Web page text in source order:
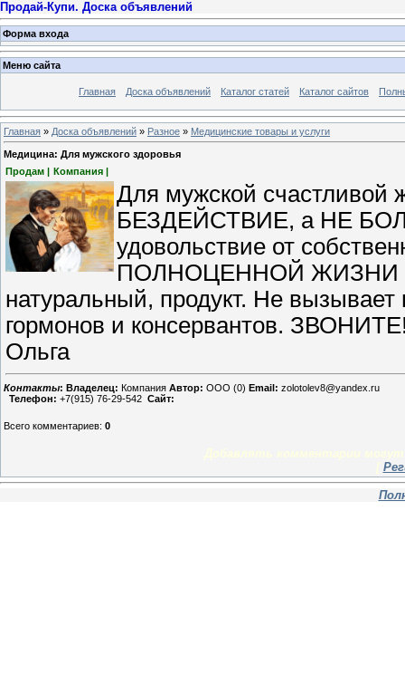
Продай-Купи. Доска объявлений
Форма входа
Меню сайта
Главная Доска объявлений Каталог статей Каталог сайтов
Главная » Доска объявлений » Разное » Медицинские товары и услуги
Медицина: Для мужского здоровья
Продам | Компания |
Для мужской
БЕЗДЕЙСТВИЕ, а НЕ
удовольствие от
ПОЛНОЦЕННОЙ ЖИЗНИ
натуральный, продукт. Не
гормонов и консервантов.
Ольга
Контакты: Владелец: Компания Автор: OOO (0) Email: zolotolev8@yandex.ru
Телефон: +7(915) 76-29-542 Сайт:
Всего комментариев: 0